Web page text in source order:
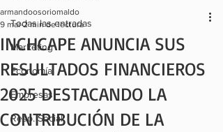
Todas las entradas
Marketing
Economía
Empresas
Resp. Social
INCHCAPE ANUNCIA SUS
RESULTADOS FINANCIEROS
2025 DESTACANDO LA
CONTRIBUCIÓN DE LA
armandoosoriomaldo
9 mar 2 min de lectura